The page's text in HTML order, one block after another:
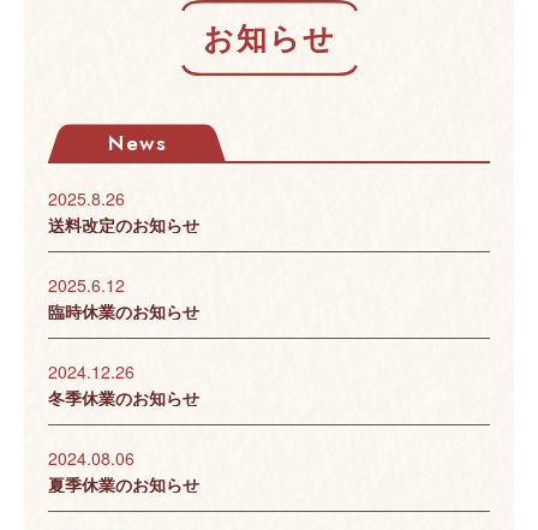
お知らせ
News
2025.8.26
送料改定のお知らせ
2025.6.12
臨時休業のお知らせ
2024.12.26
冬季休業のお知らせ
2024.08.06
夏季休業のお知らせ